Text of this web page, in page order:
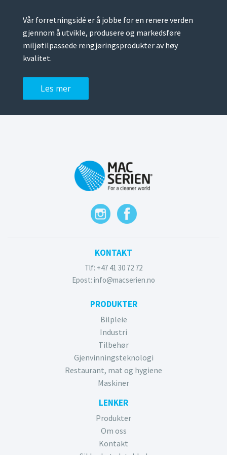
Vår forretningsidé er å jobbe for en renere verden
gjennom å utvikle, produsere og markedsføre
miljøtilpassede rengjøringsprodukter av høy
kvalitet.
Les mer
KONTAKT
Tlf: +47 41 30 72 72
Epost: info@macserien.no
PRODUKTER
Bilpleie
Industri
Tilbehør
Gjenvinningsteknologi
Restaurant, mat og hygiene
Maskiner
LENKER
Produkter
Om oss
Kontakt